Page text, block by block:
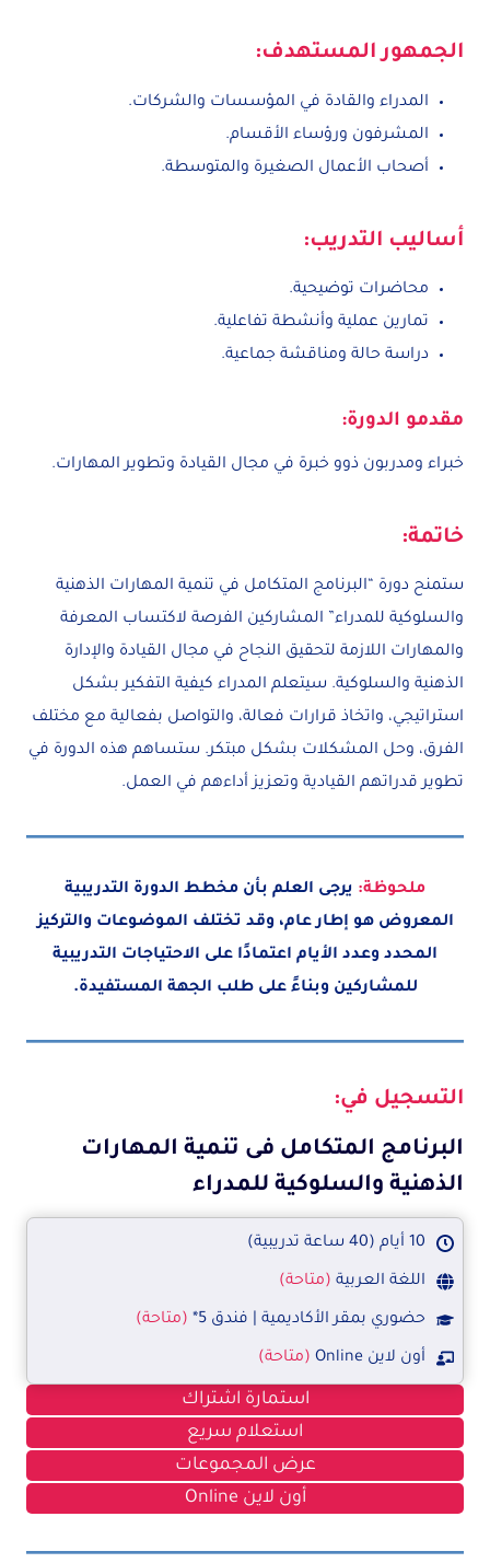
الجمهور المستهدف:
المدراء والقادة في المؤسسات والشركات.
المشرفون ورؤساء الأقسام.
أصحاب الأعمال الصغيرة والمتوسطة.
أساليب التدريب:
محاضرات توضيحية.
تمارين عملية وأنشطة تفاعلية.
دراسة حالة ومناقشة جماعية.
مقدمو الدورة:
خبراء ومدربون ذوو خبرة في مجال القيادة وتطوير المهارات.
خاتمة:
ستمنح دورة “البرنامج المتكامل في تنمية المهارات الذهنية
والسلوكية للمدراء” المشاركين الفرصة لاكتساب المعرفة
والمهارات اللازمة لتحقيق النجاح في مجال القيادة والإدارة
الذهنية والسلوكية. سيتعلم المدراء كيفية التفكير بشكل
استراتيجي، واتخاذ قرارات فعالة، والتواصل بفعالية مع مختلف
الفرق، وحل المشكلات بشكل مبتكر. ستساهم هذه الدورة في
تطوير قدراتهم القيادية وتعزيز أداءهم في العمل.
ملحوظة: يرجى العلم بأن مخطط الدورة التدريبية
المعروض هو إطار عام، وقد تختلف الموضوعات والتركيز
المحدد وعدد الأيام اعتمادًا على الاحتياجات التدريبية
للمشاركين وبناءً على طلب الجهة المستفيدة.
التسجيل في:
البرنامج المتكامل فى تنمية المهارات
الذهنية والسلوكية للمدراء
10 أيام (40 ساعة تدريبية)
اللغة العربية (متاحة)
حضوري بمقر الأكاديمية | فندق 5* (متاحة)
أون لاين Online (متاحة)
استمارة اشتراك
استعلام سريع
عرض المجموعات
أون لاين Online